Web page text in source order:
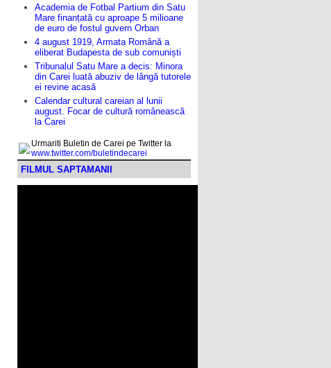
Academia de Fotbal Partium din Satu
Mare finanțată cu aproape 5 milioane
de euro de fostul guvern Orban
4 august 1919, Armata Română a
eliberat Budapesta de sub comuniști
Tribunalul Satu Mare a decis: Minora
din Carei luată abuziv de lângă tutorele
ei revine acasă
Calendar cultural careian al lunii
august. Focar de cultură românească
la Carei
Urmariti Buletin de Carei pe Twitter la
www.twitter.com/buletindecarei
FILMUL SAPTAMANII